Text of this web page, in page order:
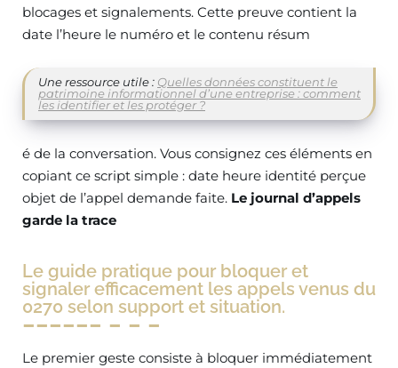
blocages et signalements. Cette preuve contient la
date l’heure le numéro et le contenu résum
Une ressource utile : Quelles données constituent le
patrimoine informationnel d’une entreprise : comment
les identifier et les protéger ?
é de la conversation. Vous consignez ces éléments en
copiant ce script simple : date heure identité perçue
objet de l’appel demande faite. Le journal d’appels
garde la trace
Le guide pratique pour bloquer et
signaler efficacement les appels venus du
0270 selon support et situation.
Le premier geste consiste à bloquer immédiatement